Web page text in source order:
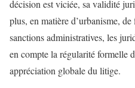
décision est viciée, sa validité
plus, en matière d’urbanisme,
sanctions administratives, les
en compte la régularité formelle
appréciation globale du litige.